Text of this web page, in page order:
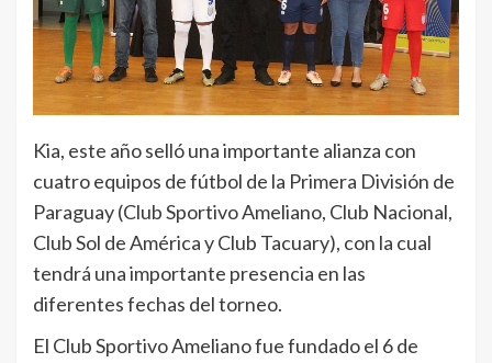
Kia, este año selló una importante alianza con
cuatro equipos de fútbol de la Primera División de
Paraguay (Club Sportivo Ameliano, Club Nacional,
Club Sol de América y Club Tacuary), con la cual
tendrá una importante presencia en las
diferentes fechas del torneo.
El Club Sportivo Ameliano fue fundado el 6 de